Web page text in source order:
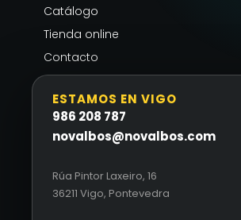
Catálogo
Tienda online
Contacto
ESTAMOS EN VIGO
986 208 787
novalbos@novalbos.com
Rúa Pintor Laxeiro, 16
36211 Vigo, Pontevedra